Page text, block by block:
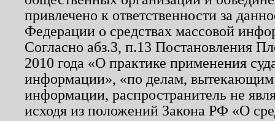
привлечено к ответственности за
Федерации о средствах массовой
Согласно абз.3, п.13 Постановления
2010 года «О практике применения
информации», «по делам, вытекающим
информации, распространитель не
исходя из положений Закона РФ «О